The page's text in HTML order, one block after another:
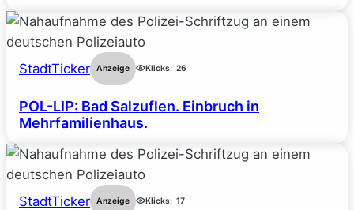
StadtTicker Anzeige Klicks: 26
POL-LIP: Bad Salzuflen. Einbruch in
Mehrfamilienhaus.
StadtTicker Anzeige Klicks: 17